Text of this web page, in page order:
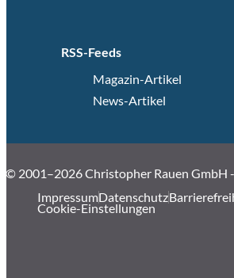
RSS-Feeds
Magazin-Artikel
News-Artikel
© 2001–2026 Christopher Rauen GmbH
ImpressumDatenschutz
Cookie-Einstellungen